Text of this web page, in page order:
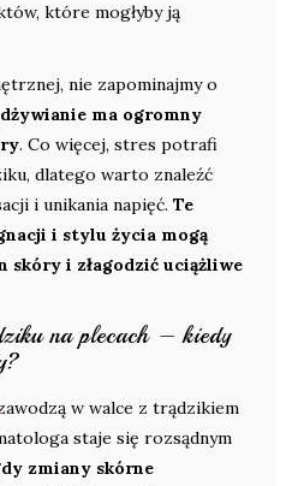
które mogłyby ją
nie zapominajmy o
ma ogromny
. Co więcej, stres potrafi
dlatego warto znaleźć
i unikania napięć. Te
i stylu życia mogą
skóry i złagodzić uciążliwe
na plecach – kiedy
w walce z trądzikiem
staje się rozsądnym
zmiany skórne